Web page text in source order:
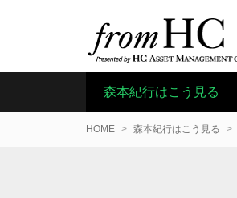
森本紀行はこう見る
HOME 森本紀行はこう見る